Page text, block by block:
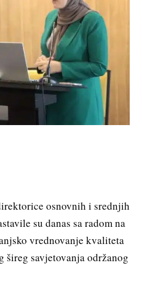
osnovnih i srednjih
su danas sa radom na
vrednovanje kvaliteta
šireg savjetovanja održanog